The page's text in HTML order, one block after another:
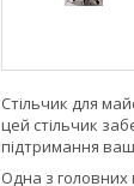
Стільчик для
цей стільчик
підтримання
Одна з